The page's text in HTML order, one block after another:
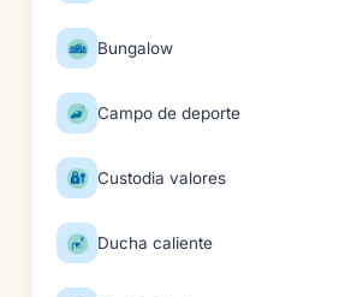
Bungalow
Campo de deporte
Custodia valores
Ducha caliente